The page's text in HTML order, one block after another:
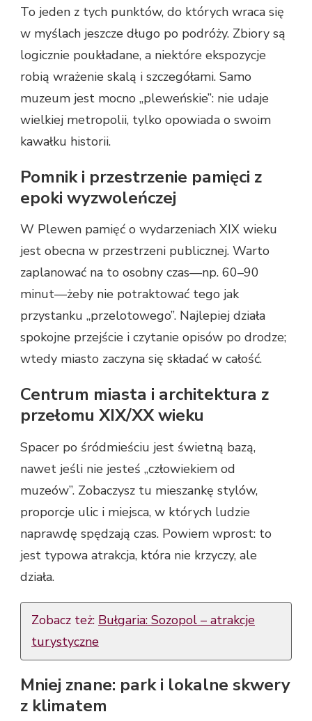
To jeden z tych punktów, do których wraca się
w myślach jeszcze długo po podróży. Zbiory są
logicznie poukładane, a niektóre ekspozycje
robią wrażenie skalą i szczegółami. Samo
muzeum jest mocno „pleweńskie”: nie udaje
wielkiej metropolii, tylko opowiada o swoim
kawałku historii.
Pomnik i przestrzenie pamięci z
epoki wyzwoleńczej
W Plewen pamięć o wydarzeniach XIX wieku
jest obecna w przestrzeni publicznej. Warto
zaplanować na to osobny czas—np. 60–90
minut—żeby nie potraktować tego jak
przystanku „przelotowego”. Najlepiej działa
spokojne przejście i czytanie opisów po drodze;
wtedy miasto zaczyna się składać w całość.
Centrum miasta i architektura z
przełomu XIX/XX wieku
Spacer po śródmieściu jest świetną bazą,
nawet jeśli nie jesteś „człowiekiem od
muzeów”. Zobaczysz tu mieszankę stylów,
proporcje ulic i miejsca, w których ludzie
naprawdę spędzają czas. Powiem wprost: to
jest typowa atrakcja, która nie krzyczy, ale
działa.
Zobacz też: Bułgaria: Sozopol – atrakcje
turystyczne
Mniej znane: park i lokalne skwery
z klimatem